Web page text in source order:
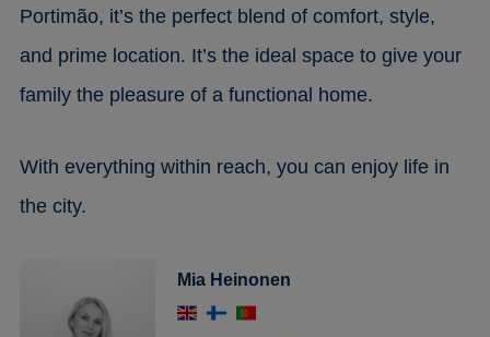
Portimão, it’s the perfect blend of comfort, style,
and prime location. It’s the ideal space to give your
family the pleasure of a functional home.
With everything within reach, you can enjoy life in
the city.
Mia Heinonen